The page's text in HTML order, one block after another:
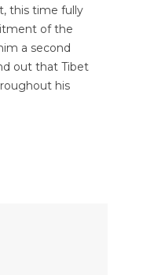
this time fully
of the
a second
out that Tibet
his